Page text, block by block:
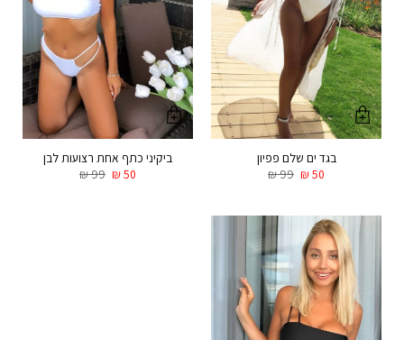
בגד ים שלם פפיון
₪99 ₪50
ביקיני כתף אחת רצועות לבן
₪99 ₪50